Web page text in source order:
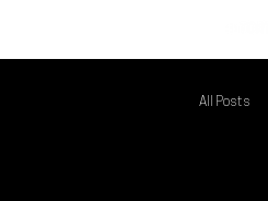
All Posts
Si